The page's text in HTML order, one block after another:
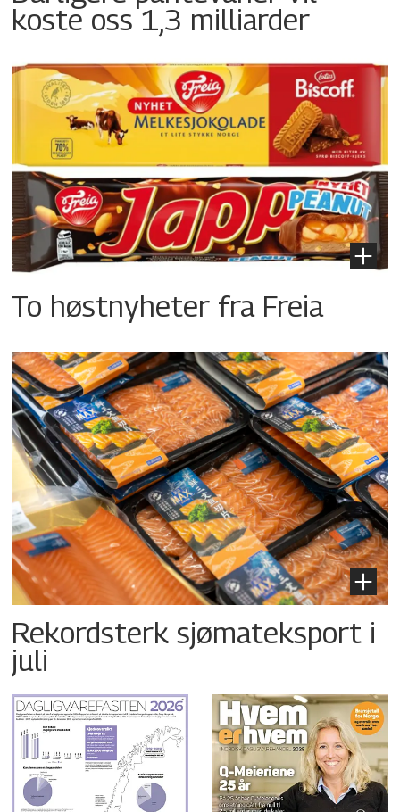
koste oss 1,3 milliarder
To høstnyheter fra Freia
Rekordsterk sjømateksport i
juli